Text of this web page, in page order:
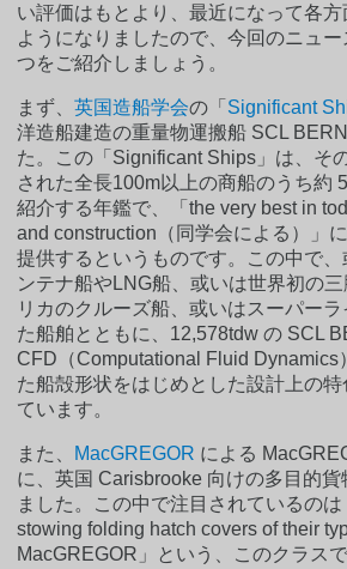
い評価はもとより、最近になって各方
ようになりましたので、今回のニュ
つをご紹介しましょう。
まず、英国造船学会の「 Significant
洋造船建造の重量物運搬船 SCL
た。この「Significant Ships」は、そ
された全長100m以上の商船のうち約
紹介する年鑑で、「the very best in
and construction（同学会による）」
提供するというものです。この中で
ンテナ船やLNG船、或いは世界初の
リカのクルーズ船、或いはスーパー
た船舶とともに、12,578tdw の SCL
CFD（Computational Fluid Dynamics
た船殻形状をはじめとした設計上の
ています。
また、 MacGREGOR による
に、英国 Carisbrooke 向けの多目的
ました。この中で注目されているの
stowing folding hatch covers of their
MacGREGOR」という、このクラス